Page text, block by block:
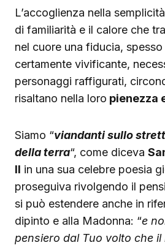
L’accoglienza nella
di familiarità e il calore che
nel cuore una fiducia,
certamente vivificante,
personaggi raffigurati,
risaltano nella loro pienezza
Siamo “viandanti sullo
della terra“, come diceva
II in una sua celebre poesia
proseguiva rivolgendo il
si può estendere anche in
dipinto e alla Madonna: “e
pensiero dal Tuo volto che